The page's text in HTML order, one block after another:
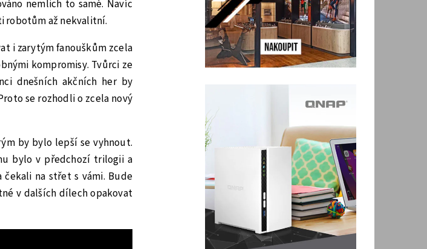
nemlich to samé. Navíc
robotům až nekvalitní.
i zarytým fanouškům zcela
kompromisy. Tvůrci ze
dnešních akčních her by
se rozhodli o zcela nový
by bylo lepší se vyhnout.
bylo v předchozí trilogii a
na střet s vámi. Bude
v dalších dílech opakovat